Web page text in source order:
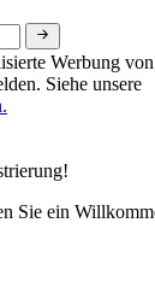
Werbung
Siehe unsere
Sie ein